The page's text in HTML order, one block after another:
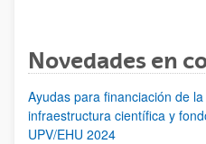
Novedades en
Ayudas para financiación de
infraestructura científica y
UPV/EHU 2024